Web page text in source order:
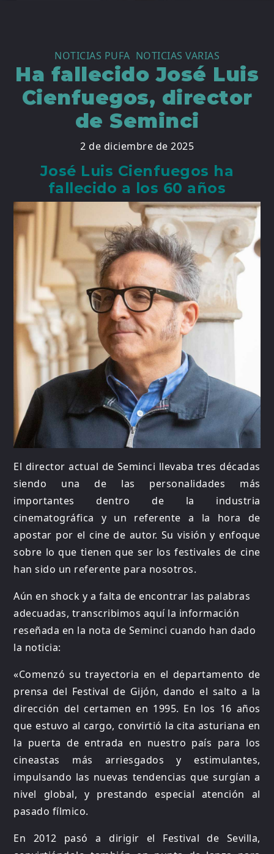
NOTICIAS PUFA NOTICIAS VARIAS
Ha fallecido José Luis
Cienfuegos, director
de Seminci
2 de diciembre de 2025
José Luis Cienfuegos ha
fallecido a los 60 años
El director actual de Seminci llevaba tres décadas
siendo una de las personalidades más
importantes dentro de la industria
cinematográfica y un referente a la hora de
apostar por el cine de autor. Su visión y enfoque
sobre lo que tienen que ser los festivales de cine
han sido un referente para nosotros.
Aún en shock y a falta de encontrar las palabras
adecuadas, transcribimos aquí la información
reseñada en la nota de Seminci cuando han dado
la noticia:
«Comenzó su trayectoria en el departamento de
prensa del Festival de Gijón, dando el salto a la
dirección del certamen en 1995. En los 16 años
que estuvo al cargo, convirtió la cita asturiana en
la puerta de entrada en nuestro país para los
cineastas más arriesgados y estimulantes,
impulsando las nuevas tendencias que surgían a
nivel global, y prestando especial atención al
pasado fílmico.
En 2012 pasó a dirigir el Festival de Sevilla,